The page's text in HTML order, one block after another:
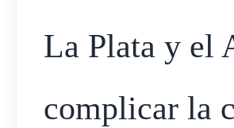
La Plata y el
complicar la